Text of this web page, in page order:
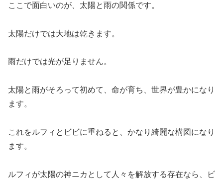
ここで面白いのが、太陽と雨の関係です。
太陽だけでは大地は乾きます。
雨だけでは光が足りません。
太陽と雨がそろって初めて、命が育ち、世界が豊かになり
ます。
これをルフィとビビに重ねると、かなり綺麗な構図になり
ます。
ルフィが太陽の神ニカとして人々を解放する存在なら、ビ